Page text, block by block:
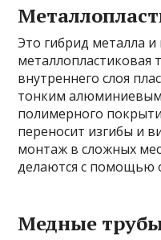
Это гибрид металла
металлопластиковая
внутреннего слоя
тонким
полимерного
переносит изгибы и
монтаж в сложных
делаются с помощью
Медные